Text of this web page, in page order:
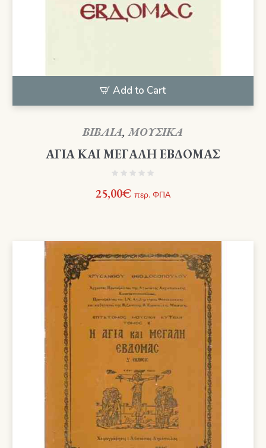
Add to Cart
ΒΙΒΛΙΑ,ΜΟΥΣΙΚΑ
ΑΓΙΑ ΚΑΙ ΜΕΓΑΛΗ ΕΒΔΟΜΑΣ
25,00€ περ. ΦΠΑ